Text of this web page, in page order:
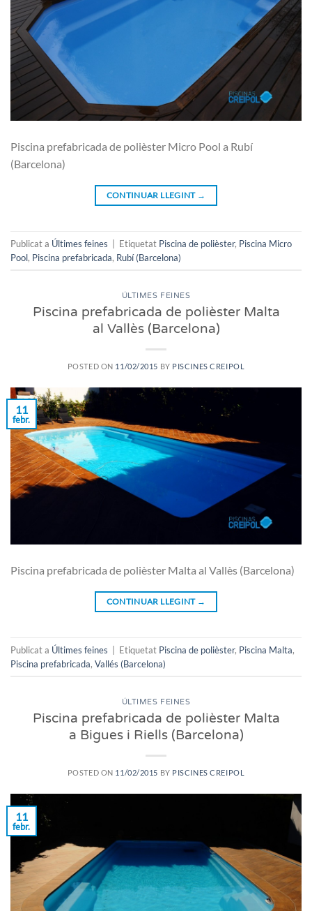
Piscina prefabricada de polièster Micro Pool a Rubí
(Barcelona)
CONTINUAR LLEGINT →
Publicat a Últimes feines Etiquetat Piscina de polièster, Piscina Micro
Pool, Piscina prefabricada, Rubí (Barcelona)
ÚLTIMES FEINES
Piscina prefabricada de polièster Malta
al Vallès (Barcelona)
POSTED ON 11/02/2015 BY PISCINES CREIPOL
11
febr.
Piscina prefabricada de polièster Malta al Vallès (Barcelona)
CONTINUAR LLEGINT →
Publicat a Últimes feines | Etiquetat Piscina de polièster, Piscina Malta,
Piscina prefabricada, Vallés (Barcelona)
ÚLTIMES FEINES
Piscina prefabricada de polièster Malta
a Bigues i Riells (Barcelona)
POSTED ON 11/02/2015 BY PISCINES CREIPOL
11
febr.